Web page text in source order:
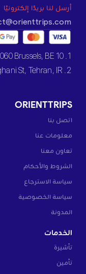
أرسل لنا بريدًا إلكترونيًا
1. 10 Rue d’Albanie, 1060 Brussels, BE
2. L2, 141 Taleghani St, Tehran, IR
ORIENTTRIPS
اتصل بنا
معلومات عنا
تعاون معنا
الشروط والأحكام
سياسة الاسترجاع
سياسة الخصوصية
المدونة
الخدمات
تأشيرة
تأمين